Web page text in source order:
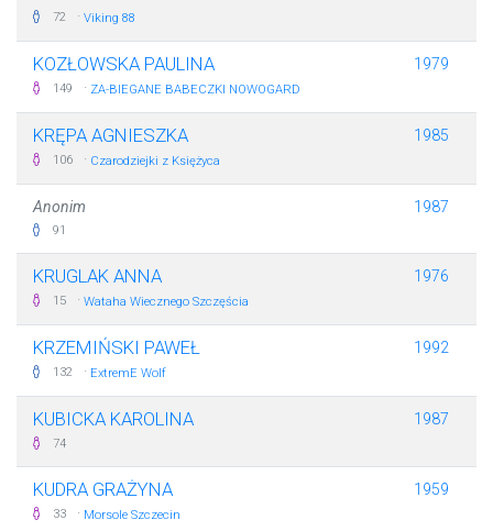
72 · Viking 88
KOZŁOWSKA PAULINA
149 · ZA-BIEGANE BABECZKI NOWOGARD
1979
KRĘPA AGNIESZKA
106 · Czarodziejki z Księżyca
1985
Anonim
91
1987
KRUGLAK ANNA
15 · Wataha Wiecznego Szczęścia
1976
KRZEMIŃSKI PAWEŁ
132 · ExtremE Wolf
1992
KUBICKA KAROLINA
74
1987
KUDRA GRAŻYNA
33 · Morsole Szczecin
1959